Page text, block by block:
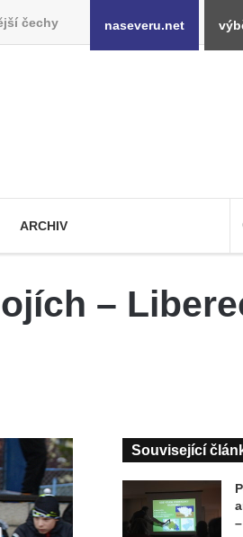
čechy naseveru.net
ARCHIV
–
Související